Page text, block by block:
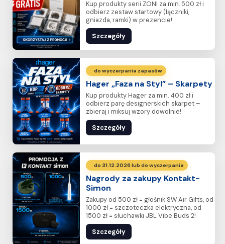
Kup produkty serii ZONI za min. 500 zł i
odbierz zestaw startowy (łączniki,
gniazda, ramki) w prezencie!
Szczegóły
do wyczerpania zapasów
Hager „Faza na Styl” – Skarpety
Kup produkty Hager za min. 400 zł i
odbierz parę designerskich skarpet –
zbieraj i miksuj wzory dowolnie!
Szczegóły
do 31.12.2026 lub do wyczerpania
Nagrody za zakupy Kontakt-
Simon
Zakupy od 500 zł = głośnik SW Air Gifts, od
1000 zł = szczoteczka elektryczna, od
1500 zł = słuchawki JBL Vibe Buds 2!
Szczegóły